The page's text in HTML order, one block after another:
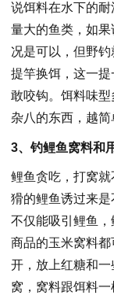
说饵料在水下的
量大的鱼类，如
况是可以，但野
提竿换饵，这一
敢咬钩。饵料味
杂八的东西，越简
3、钓鲤鱼窝料和
鲤鱼贪吃，打窝
猾的鲤鱼诱过来
不仅能吸引鲤鱼
商品的玉米窝料
开，放上红糖和
窝，窝料跟饵料